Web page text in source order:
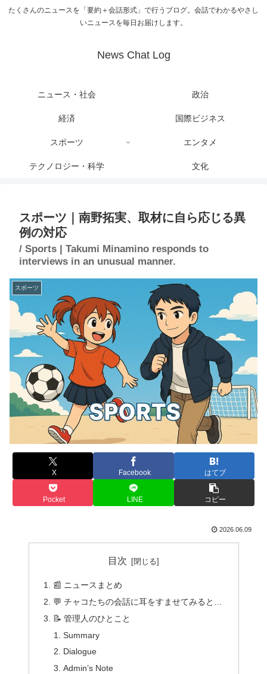
たくさんのニュースを「要約＋会話形式」で行うブログ。会話でわかるやさし
いニュースを毎日お届けします。
News Chat Log
ニュース・社会 政治
経済 国際ビジネス
スポーツ エンタメ
テクノロジー・科学 文化
スポーツ｜南野拓実、取材に自ら応じる異
例の対応
/ Sports | Takumi Minamino responds to
interviews in an unusual manner.
スポーツ
X Facebook はてブ
Pocket LINE コピー
2026.06.09
目次
📰 ニュースまとめ
💬 チャコたちの会話に耳をすませてみると…
📝 管理人のひとこと
Summary
Dialogue
Admin’s Note